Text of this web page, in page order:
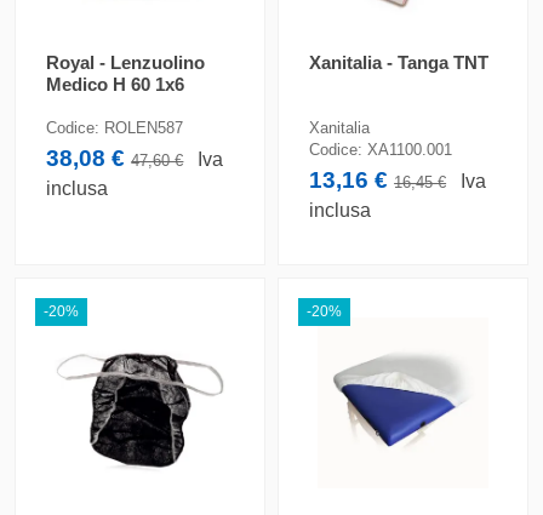
Royal - Lenzuolino
Medico H 60 1x6
Codice: ROLEN587
38,08 €47,60 €
Iva
inclusa
Xanitalia - Tanga TNT
Xanitalia
Codice:XA1100.001
13,16 €16,45 €
Iva
inclusa
-20% -20%